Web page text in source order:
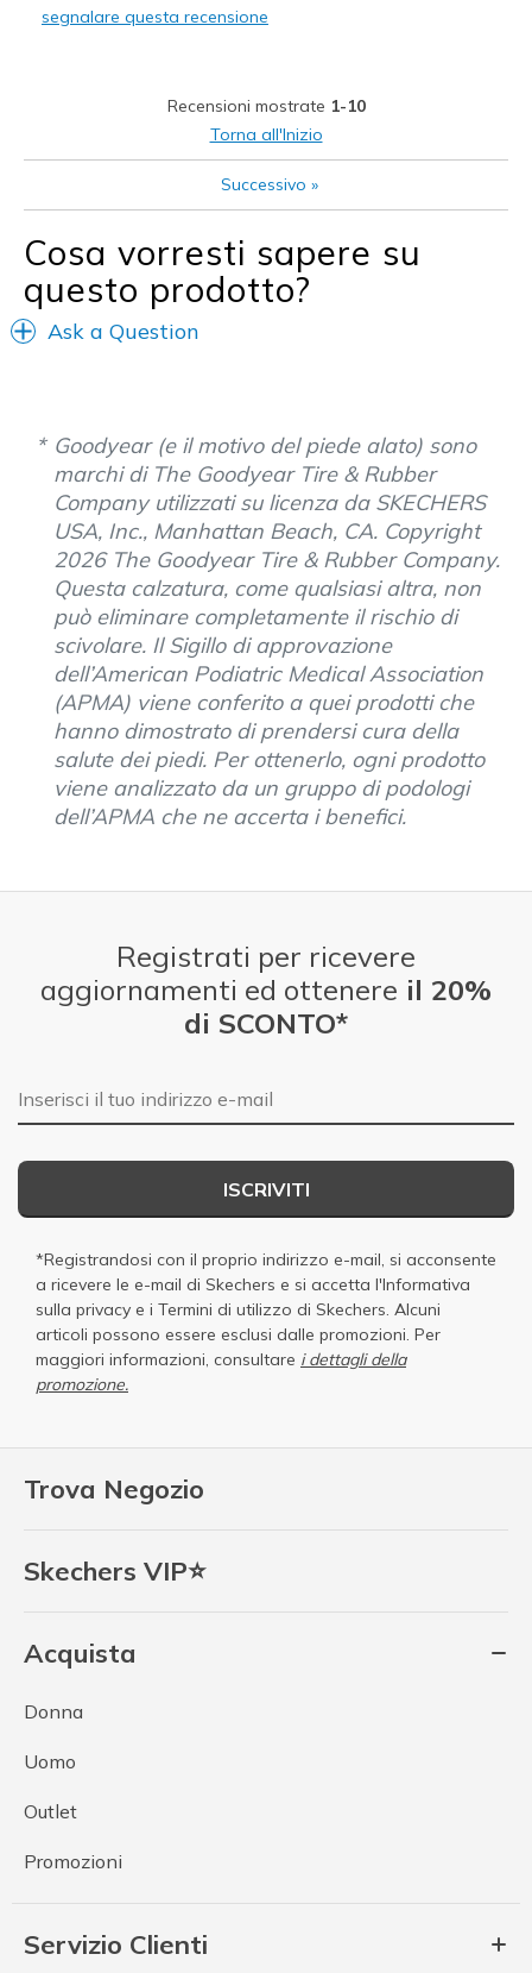
Walking
Sizing
Feels true to size
View On Shoes
I'm Into Shoes
segnalare questa recensione
Recensioni mostrate 1-10
Torna all'Inizio
Successivo »
Cosa vorresti sapere su
questo prodotto?
Ask a Question
Goodyear (e il motivo del piede alato) sono
marchi di The Goodyear Tire & Rubber
Company utilizzati su licenza da SKECHERS
USA, Inc., Manhattan Beach, CA. Copyright
2026 The Goodyear Tire & Rubber Company.
Questa calzatura, come qualsiasi altra, non
può eliminare completamente il rischio di
scivolare. Il Sigillo di approvazione
dell’American Podiatric Medical Association
(APMA) viene conferito a quei prodotti che
hanno dimostrato di prendersi cura della
salute dei piedi. Per ottenerlo, ogni prodotto
viene analizzato da un gruppo di podologi
dell’APMA che ne accerta i benefici.
Trova Negozio
Skechers VIP⭐
Acquista
Donna
Uomo
Outlet
Promozioni
Servizio Clienti
Registrati per ricevere
aggiornamenti ed ottenere il 20%
di SCONTO*
E-mail
ISCRIVITI
*Registrandosi con il proprio indirizzo e-mail, si acconsente
a ricevere le e-mail di Skechers e si accetta l'Informativa
sulla privacy e i Termini di utilizzo di Skechers . Alcuni
articoli possono essere esclusi dalle promozioni. Per
maggiori informazioni, consultare i dettagli della
promozione.